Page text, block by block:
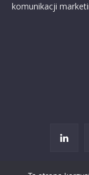
komunikacji